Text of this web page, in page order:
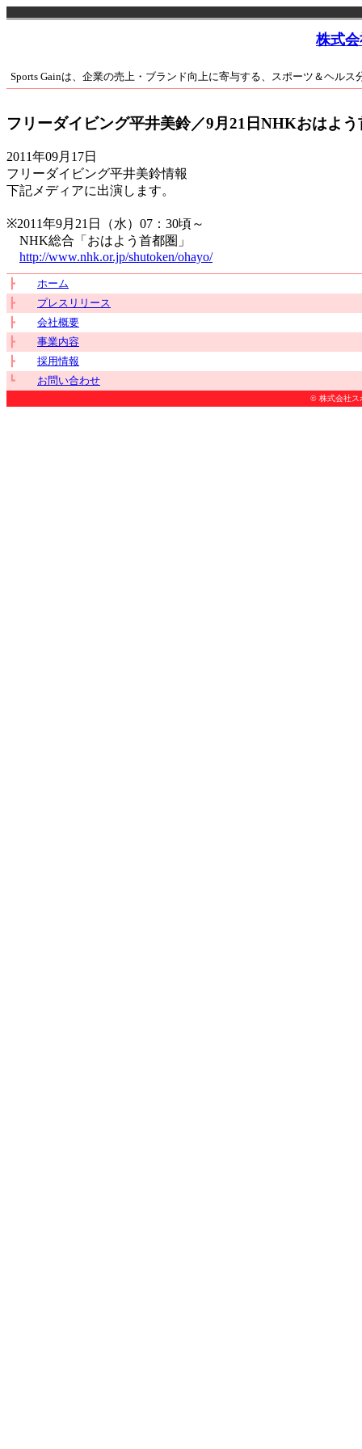
株式
Sports Gainは、企業の売上・ブランド向上に寄与する、スポーツ＆ヘルス
フリーダイビング平井美鈴／9月21日NHKおはよ
2011年09月17日
フリーダイビング平井美鈴情報
下記メディアに出演します。
※2011年9月21日（水）07：30頃～
NHK総合「おはよう首都圏」
http://www.nhk.or.jp/shutoken/ohayo/
┣
ホーム
┣
プレスリリース
┣
会社概要
┣
事業内容
┣
採用情報
┗
お問い合わせ
© 株式会社ス